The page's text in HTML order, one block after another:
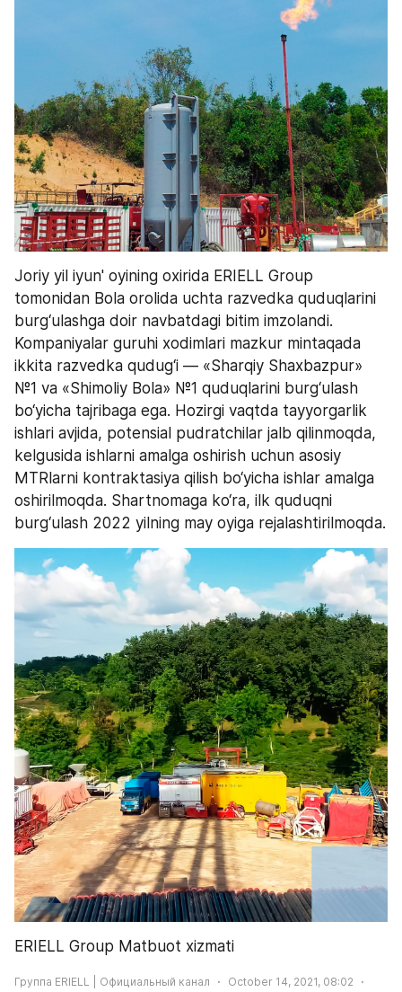
Joriy yil iyun' oyining oxirida ERIELL Group
tomonidan Bola orolida uchta razvedka quduqlarini
burg‘ulashga doir navbatdagi bitim imzolandi.
Kompaniyalar guruhi xodimlari mazkur mintaqada
ikkita razvedka qudug‘i — «Sharqiy Shaxbazpur»
№1 va «Shimoliy Bola» №1 quduqlarini burg‘ulash
bo‘yicha tajribaga ega. Hozirgi vaqtda tayyorgarlik
ishlari avjida, potensial pudratchilar jalb qilinmoqda,
kelgusida ishlarni amalga oshirish uchun asosiy
MTRlarni kontraktasiya qilish bo‘yicha ishlar amalga
oshirilmoqda. Shartnomaga ko‘ra, ilk quduqni
burg‘ulash 2022 yilning may oyiga rejalashtirilmoqda.
ERIELL Group Matbuot xizmati
Группа ERIELL | Официальный канал October 14, 2021, 08:02